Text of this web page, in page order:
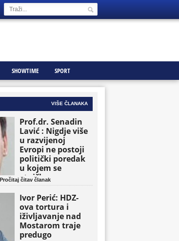
SHOWTIME SPORT
VIŠE ČLANAKA
Prof.dr. Senadin
Lavić : Nigdje više
u razvijenoj
Evropi ne postoji
politički poredak
u kojem se
etničke grupe
pojavljuju kao
osnovne političke
jedinice
Pročitaj čitav članak
Ivor Perić: HDZ-
ova tortura i
iživljavanje nad
Mostarom traje
predugo